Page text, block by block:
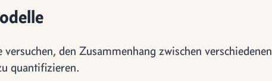
den Zusammenhang zwischen verschiedenen
quantifizieren.